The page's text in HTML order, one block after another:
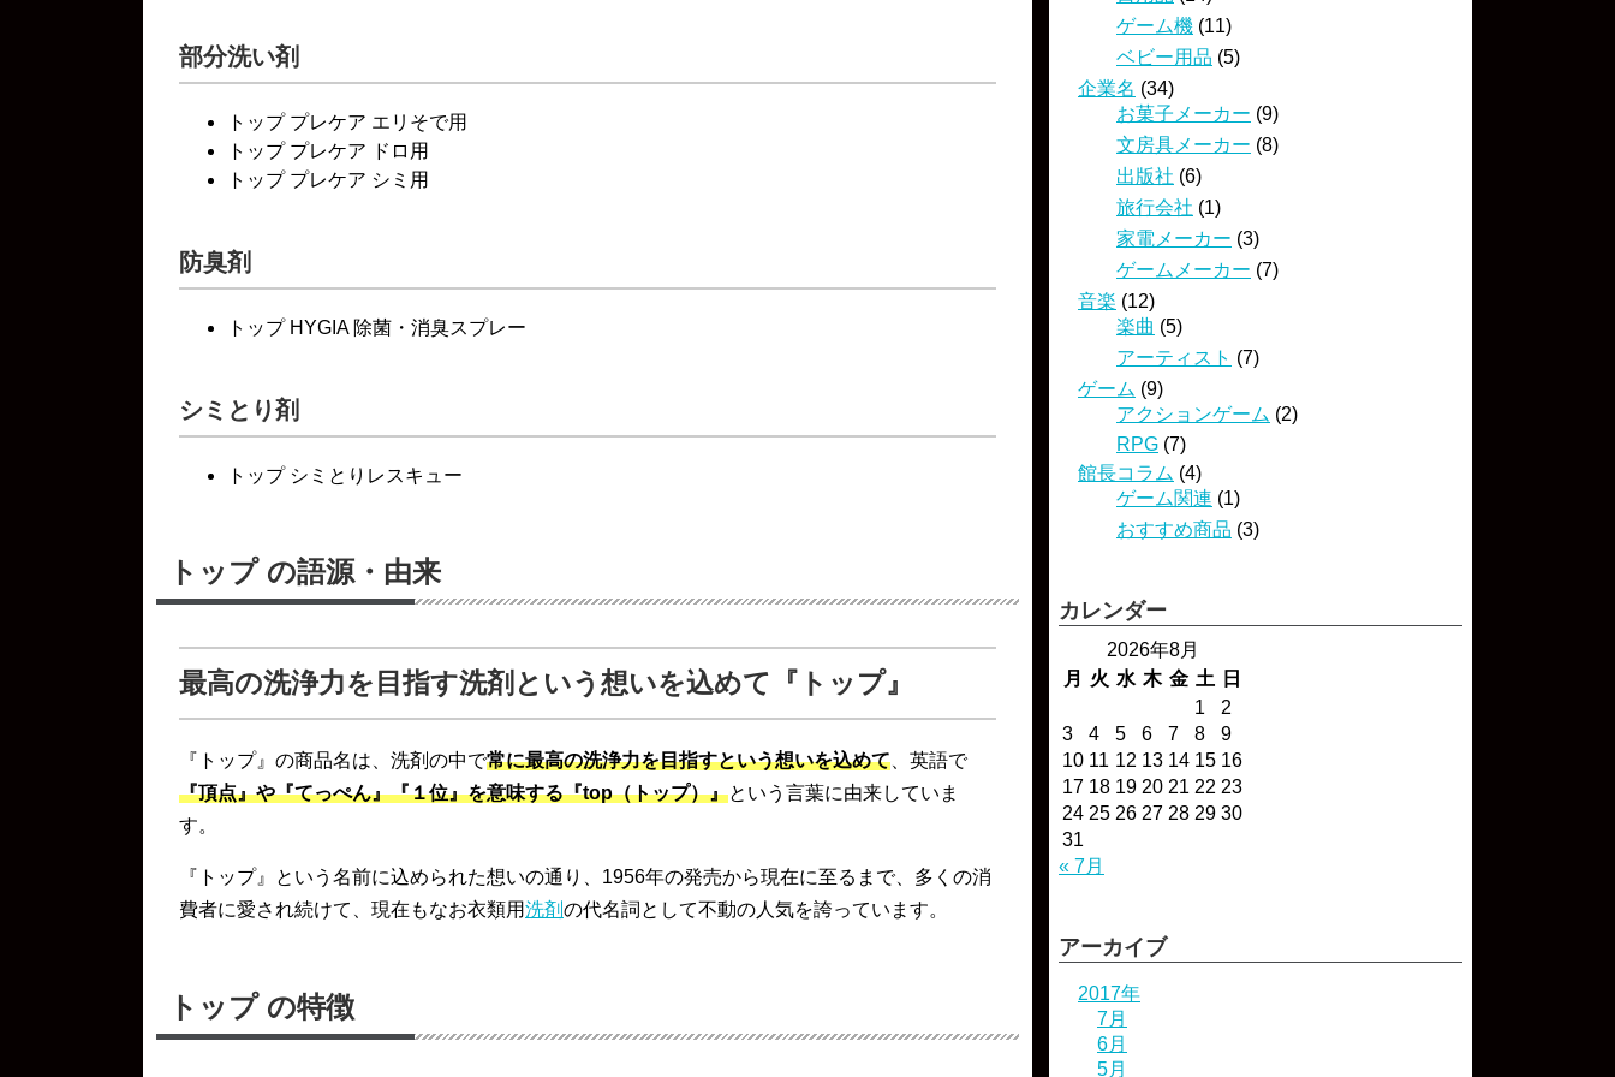
部分洗い剤
トップ プレケア エリそで用
トップ プレケア ドロ用
トップ プレケア シミ用
防臭剤
トップ HYGIA 除菌・消臭スプレー
シミとり剤
トップ シミとりレスキュー
トップ の語源・由来
最高の洗浄力を目指す洗剤という想いを込めて『トップ』
『トップ』の商品名は、洗剤の中で常に最高の洗浄力を目指すという想いを込めて 、英語で
『頂点』や『てっぺん』『１位』を意味する『top（トップ）』という言葉に由来していま
す。
『トップ』という名前に込められた想いの通り、1956年の発売から現在に至るまで、多くの消
費者に愛され続けて、現在もなお衣類用洗剤の代名詞として不動の人気を誇っています。
トップ の特徴
ゲーム機 (11)
ベビー用品 (5)
企業名 (34)
お菓子メーカー (9)
文房具メーカー (8)
出版社 (6)
旅行会社 (1)
家電メーカー (3)
ゲームメーカー (7)
音楽 (12)
楽曲 (5)
アーティスト (7)
ゲーム (9)
アクションゲーム (2)
RPG (7)
館長コラム (4)
ゲーム関連 (1)
おすすめ商品 (3)
カレンダー
2026年8月
月
火 水 木 金 土
日
1
2
3
4 5 6 7 8
9
10 11 12 13 14 15 16
17 18 19 20 21 22 23
24 25 26 27 28 29 30
31
« 7月
アーカイブ
2017年
7月
6月
5月